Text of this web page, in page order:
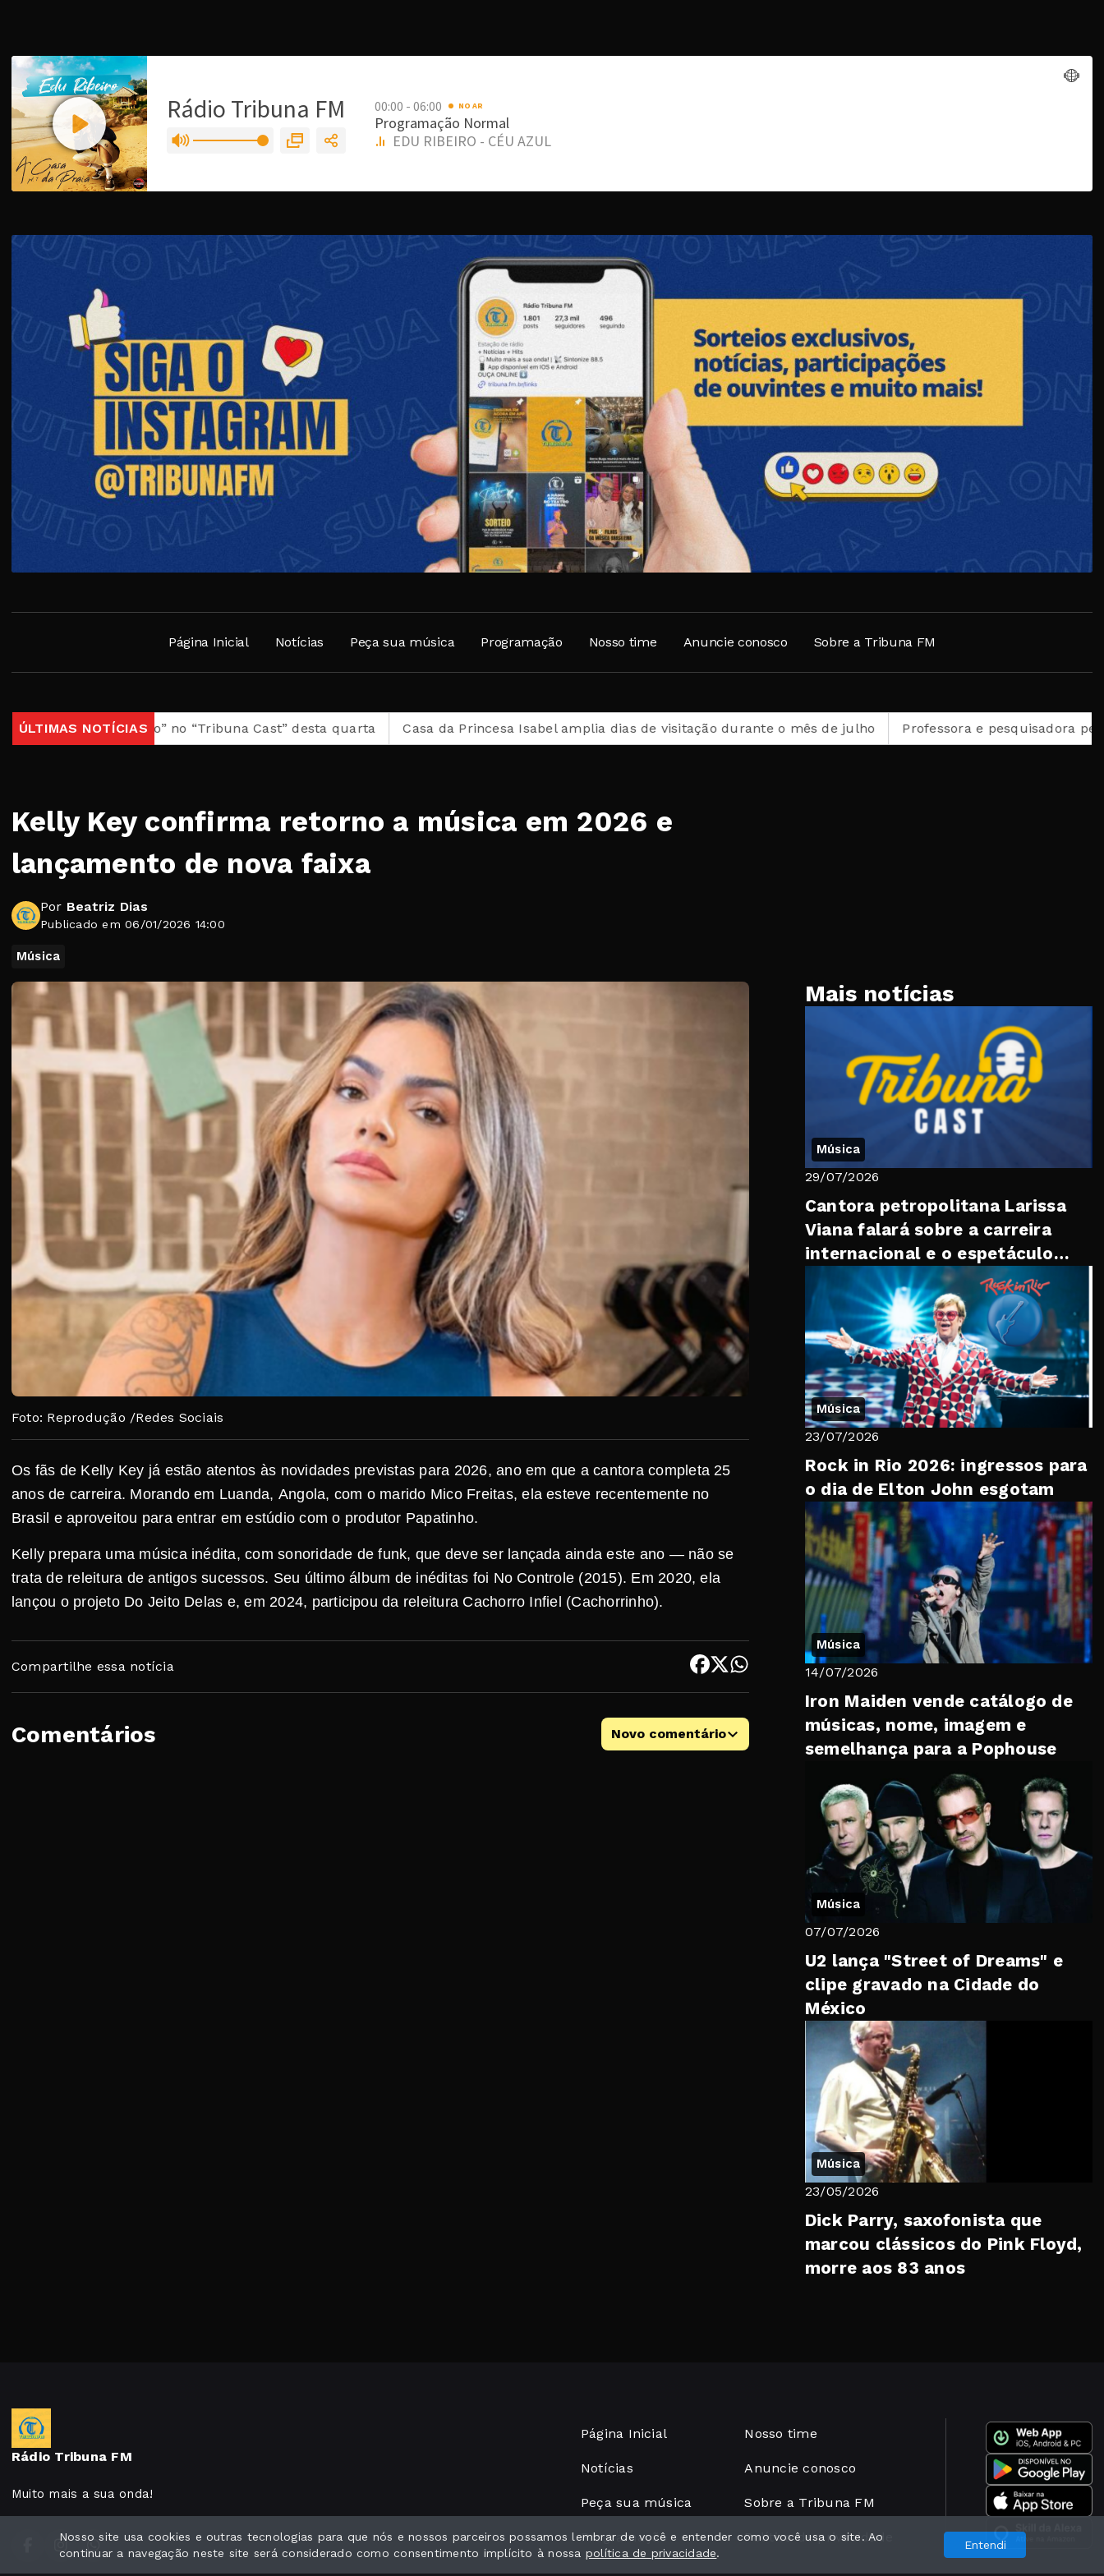
Página Inicial Notícias Peça sua música Programação Nosso time Anuncie conosco Sobre a Tribuna FM
ÚLTIMAS NOTÍCIAS
no “Tribuna Cast” desta quarta Casa da Princesa Isabel amplia dias de visitação durante o mês de julho Professora e pesquisadora petropolitana é
Kelly Key confirma retorno a música em 2026 e
lançamento de nova faixa
Por Beatriz Dias
Publicado em 06/01/2026 14:00
Música
Foto: Reprodução /Redes Sociais
Os fãs de Kelly Key já estão atentos às novidades previstas para 2026, ano em que a cantora completa 25
anos de carreira. Morando em Luanda, Angola, com o marido Mico Freitas, ela esteve recentemente no
Brasil e aproveitou para entrar em estúdio com o produtor Papatinho.
Kelly prepara uma música inédita, com sonoridade de funk, que deve ser lançada ainda este ano — não se
trata de releitura de antigos sucessos. Seu último álbum de inéditas foi No Controle (2015). Em 2020, ela
lançou o projeto Do Jeito Delas e, em 2024, participou da releitura Cachorro Infiel (Cachorrinho).
Compartilhe essa notícia
Comentários Novo comentário
Mais notícias
Música
29/07/2026
Cantora petropolitana Larissa
Viana falará sobre a carreira
internacional e o espetáculo
“Brasil, Meu Mundo” no “Trib...
Música
23/07/2026
Rock in Rio 2026: ingressos para
o dia de Elton John esgotam
Música
14/07/2026
Iron Maiden vende catálogo de
músicas, nome, imagem e
semelhança para a Pophouse
Música
07/07/2026
U2 lança "Street of Dreams" e
clipe gravado na Cidade do
México
Música
23/05/2026
Dick Parry, saxofonista que
marcou clássicos do Pink Floyd,
morre aos 83 anos
Rádio Tribuna FM
Muito mais a sua onda!
Página Inicial
Notícias
Peça sua música
Programação
Nosso time
Anuncie conosco
Sobre a Tribuna FM
Política de privacidade
Nosso site usa cookies e outras tecnologias para que nós e nossos parceiros possamos lembrar de você e entender como você usa o site. Ao
continuar a navegação neste site será considerado como consentimento implícito à nossa política de privacidade.
Entendi